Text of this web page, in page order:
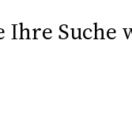
Ihre Suche